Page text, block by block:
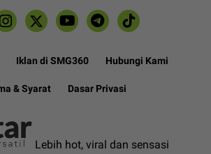
Iklan di SMG360 Hubungi Kami
& Syarat Dasar Privasi
Lebih hot, viral dan sensasi